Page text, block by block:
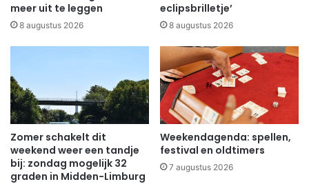
meer uit te leggen
8 augustus 2026
eclipsbrilletje’
8 augustus 2026
Zomer schakelt dit
weekend weer een tandje
bij: zondag mogelijk 32
graden in Midden-Limburg
Weekendagenda: spellen,
festival en oldtimers
7 augustus 2026